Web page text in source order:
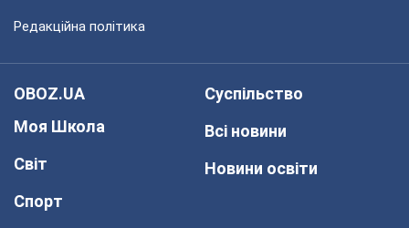
Редакційна політика
OBOZ.UA
Моя Школа
Світ
Спорт
Суспільство
Всі новини
Новини освіти